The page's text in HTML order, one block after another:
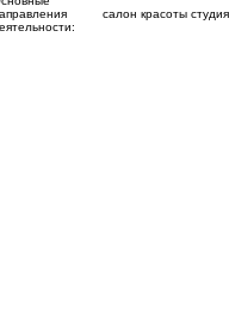
салон красоты